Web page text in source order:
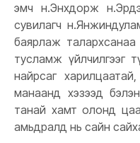
эмч н.Энхдорж
сувилагч
баярлаж
тусламж үйлчилгээг
найрсаг
манаанд хэзээд
танай хамт олонд
амьдралд нь сайн